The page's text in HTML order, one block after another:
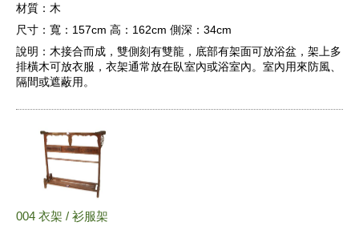
材質： 木
尺寸： 寬：157cm 高：162cm 側深：34cm
說明： 木接合而成，雙側刻有雙龍，底部有架面可放浴盆，架上多
排橫木可放衣服，衣架通常放在臥室內或浴室內。室內用來防風、
隔間或遮蔽用。
004 衣架 / 衫服架